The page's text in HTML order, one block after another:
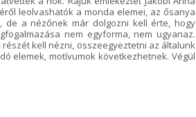
leolvashatók a monda elemei, az ősanya
a nézőnek már dolgozni kell érte, hogy
nem egyforma, nem ugyanaz.
kell nézni, összeegyeztetni az általunk
elemek, motívumok következhetnek. Végül